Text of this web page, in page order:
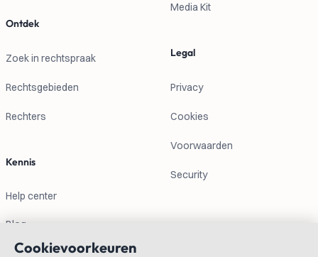
Ontdek
Zoek in rechtspraak
Rechtsgebieden
Rechters
Kennis
Help center
Blog
Media Kit
Legal
Privacy
Cookies
Voorwaarden
Security
Cookievoorkeuren